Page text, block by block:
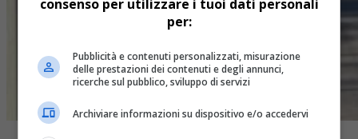
consenso per utilizzare i tuoi dati personali
per:
Pubblicità e contenuti personalizzati, misurazione
delle prestazioni dei contenuti e degli annunci,
ricerche sul pubblico, sviluppo di servizi
Archiviare informazioni su dispositivo e/o accedervi